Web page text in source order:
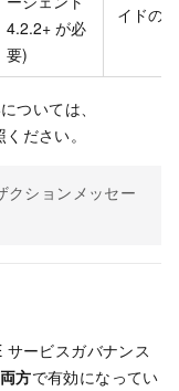
4.2.2+ が必
要)
イドのみ
ついては、
ださい。
クションメッセー
ービスガバナンス
両方で有効になってい